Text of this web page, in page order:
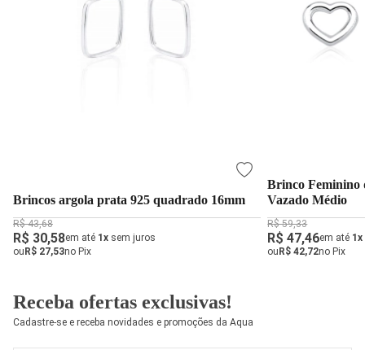
Brincos argola prata 925 quadrado 16mm
R$ 43,68
R$ 30,58em até 1x sem juros
ouR$ 27,53no Pix
Brinco Feminino
Vazado Médio
R$ 59,33
R$ 47,46em até 1x
ouR$ 42,72no Pix
Receba ofertas exclusivas!
Cadastre-se e receba novidades e promoções da Aqua